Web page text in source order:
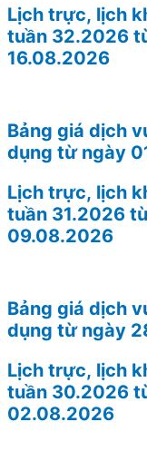
Lịch trực, lịch
tuần 32.2026
16.08.2026
Bảng giá dịch
dụng từ ngày
Lịch trực, lịch
tuần 31.2026
09.08.2026
Bảng giá dịch
dụng từ ngày
Lịch trực, lịch
tuần 30.2026
02.08.2026